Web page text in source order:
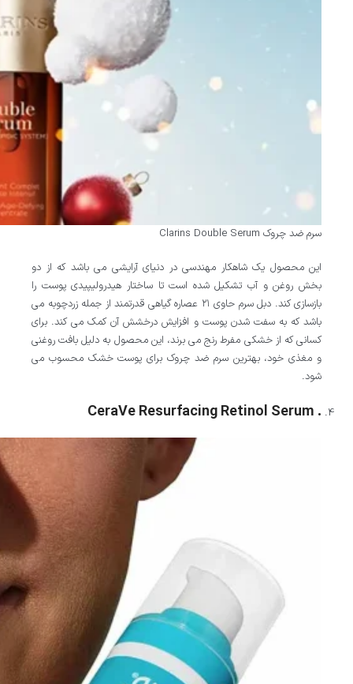
سرم ضد چروک Clarins Double Serum
این محصول یک شاهکار مهندسی در دنیای آرایشی می باشد که از دو
بخش روغن و آب تشکیل شده است تا ساختار هیدرولیپیدی پوست را
بازسازی کند. دبل سرم حاوی ۲۱ عصاره گیاهی قدرتمند از جمله زردچوبه می
باشد که به سفت شدن پوست و افزایش درخشش آن کمک می کند. برای
کسانی که از خشکی مفرط رنج می برند، این محصول به دلیل بافت روغنی
و مغذی خود، بهترین سرم ضد چروک برای پوست خشک محسوب می
شود.
. CeraVe Resurfacing Retinol Serum